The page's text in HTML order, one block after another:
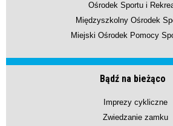
Ośrodek Sportu i
Międzyszkolny Ośrodek
Miejski Ośrodek Pomocy
Bądź na bieżąco
Imprezy cykliczne
Zwiedzanie zamku